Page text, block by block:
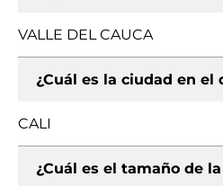
VALLE DEL CAUCA
¿Cuál es la ciudad en el
CALI
¿Cuál es el tamaño de